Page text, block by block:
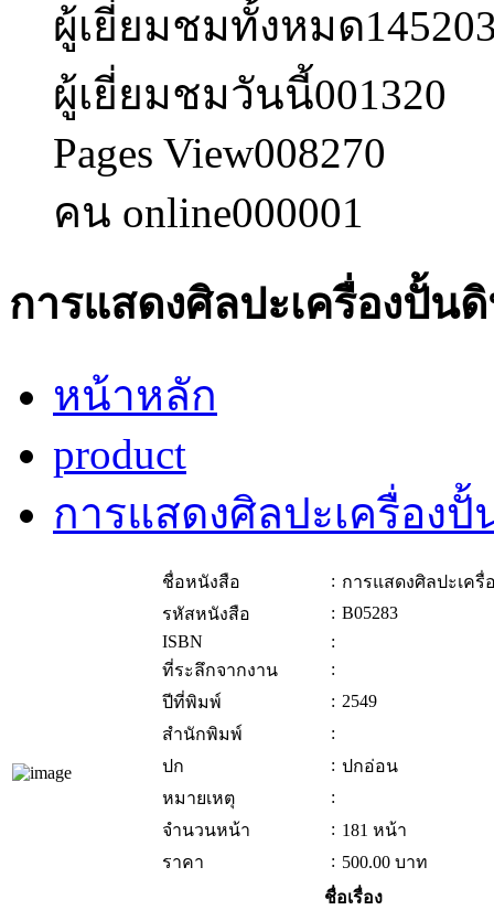
ผู้เยี่ยมชมทั้งหมด
ผู้เยี่ยมชมวันนี้001320
Pages View008270
คน online000001
การแสดงศิลปะเครื่องปั้น
หน้าหลัก
product
การแสดงศิลปะเครื่อง
ชื่อหนังสือ : การแสดงศิลปะเค
รหัสหนังสือ
: B05283
ISBN
:
ที่ระลึกจากงาน
:
ปีที่พิมพ์
: 2549
สำนักพิมพ์
:
ปก
: ปกอ่อน
หมายเหตุ
:
จำนวนหน้า
: 181 หน้า
ราคา
: 500.00 บาท
ชื่อเรื่อง